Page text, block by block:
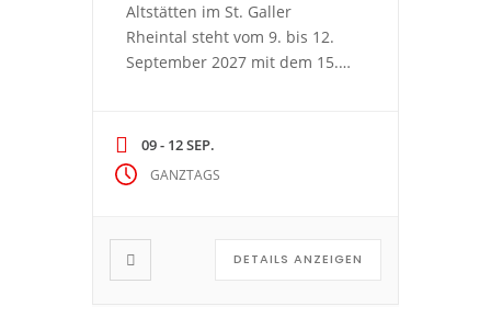
Altstätten im St. Galler
Rheintal steht vom 9. bis 12.
September 2027 mit dem 15.
Kulturguts Schweizer
Volksmusik im Zentrum.
Ergänzt wird das Fest durch
Rahmenveranstaltungen,
Kulinarik und Geselligkeit –
09 - 12 SEP.
GANZTAGS
DETAILS ANZEIGEN